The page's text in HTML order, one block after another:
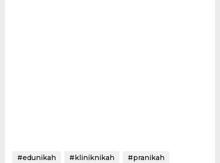
#edunikah #kliniknikah
#pranikah